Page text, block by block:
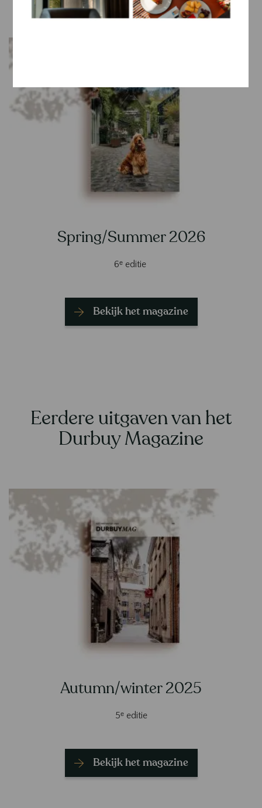
Spring/Summer 2026
6ᵉ editie
Bekijk het magazine
Eerdere uitgaven van het
Durbuy Magazine
Autumn/winter 2025
5ᵉ editie
Bekijk het magazine